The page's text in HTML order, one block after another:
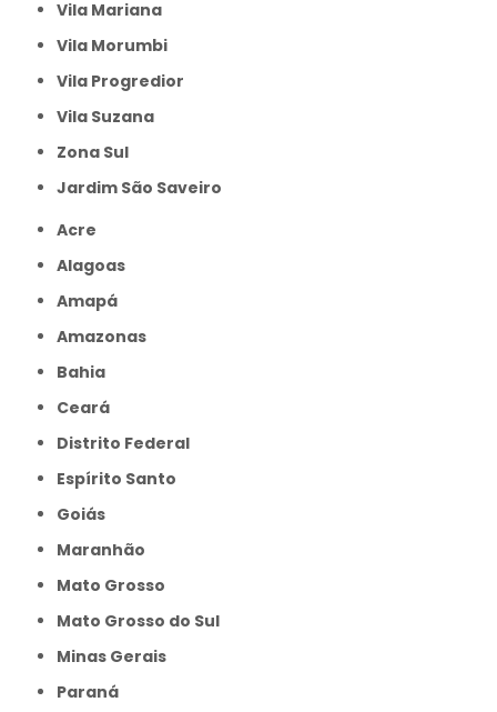
Vila Mariana
Vila Morumbi
Vila Progredior
Vila Suzana
Zona Sul
jardim São Saveiro
Acre
Alagoas
Amapá
Amazonas
Bahia
Ceará
Distrito Federal
Espírito Santo
Goiás
Maranhão
Mato Grosso
Mato Grosso do Sul
Minas Gerais
Paraná